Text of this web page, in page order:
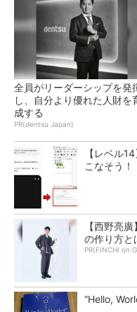
全員がリーダーシップを発
し、自分より優れた人財を
成する
PR(dentsu Japan)
【レベル
こなそう！
【西野亮
の作り方と
PR(FINCHI on
“Hello,